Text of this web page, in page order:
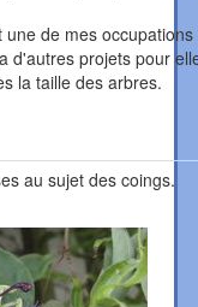
de mes occupations
d'autres projets pour
la taille des arbres.
au sujet des coings.